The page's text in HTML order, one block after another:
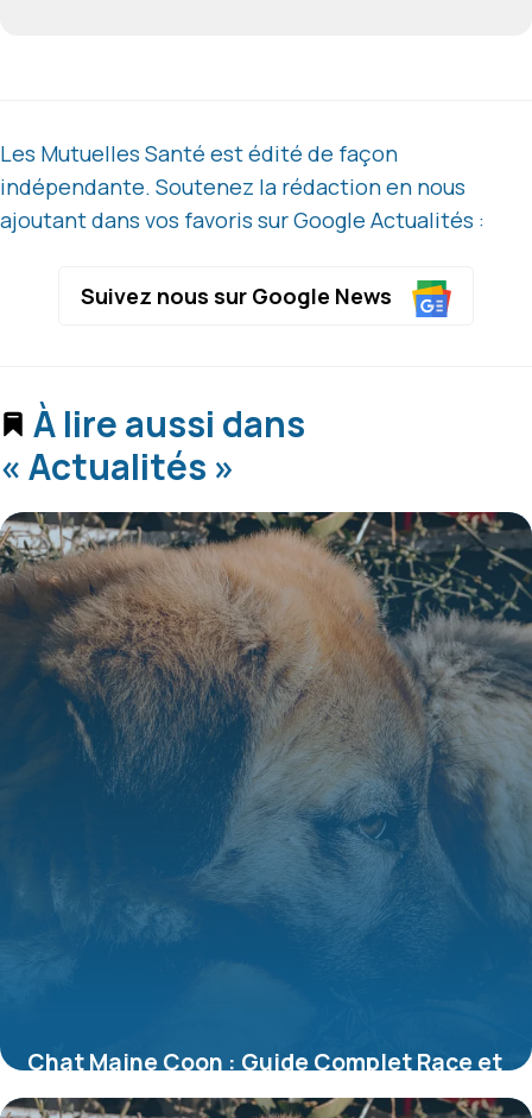
Les Mutuelles Santé est édité de façon
indépendante. Soutenez la rédaction en nous
ajoutant dans vos favoris sur Google Actualités :
Suivez nous sur Google News
À lire aussi dans
« Actualités »
Chat Maine Coon : Guide Complet Race et
Soins